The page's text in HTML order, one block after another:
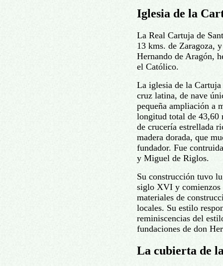
Iglesia de la
La Real Cartuja de
13 kms. de Zaragoza,
Hernando de Aragón,
el Católico.
La iglesia de la
cruz latina, de nave
pequeña ampliación a
longitud total de 43,60
de crucería estrellada
madera dorada, que
fundador. Fue
y Miguel de Riglos.
Su construcción tuvo
siglo XVI y
materiales de
locales. Su estilo
reminiscencias del
fundaciones de don
La cubierta de